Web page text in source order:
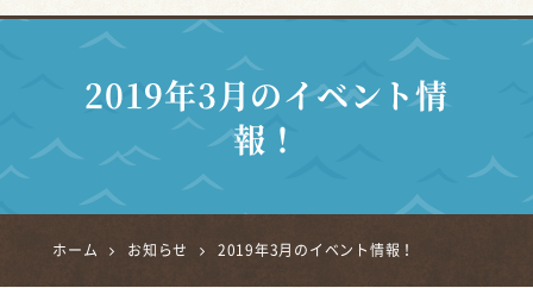
2019年3月のイベント情
報！
ホーム お知らせ 2019年3月のイベント情報！